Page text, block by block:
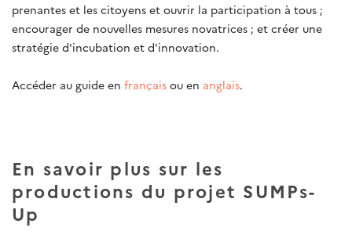
prenantes et les citoyens et ouvrir la participation à tous ;
encourager de nouvelles mesures novatrices ; et créer une
stratégie d'incubation et d'innovation.
Accéder au guide en français ou en anglais.
En savoir plus sur les
productions du projet SUMPs-
Up